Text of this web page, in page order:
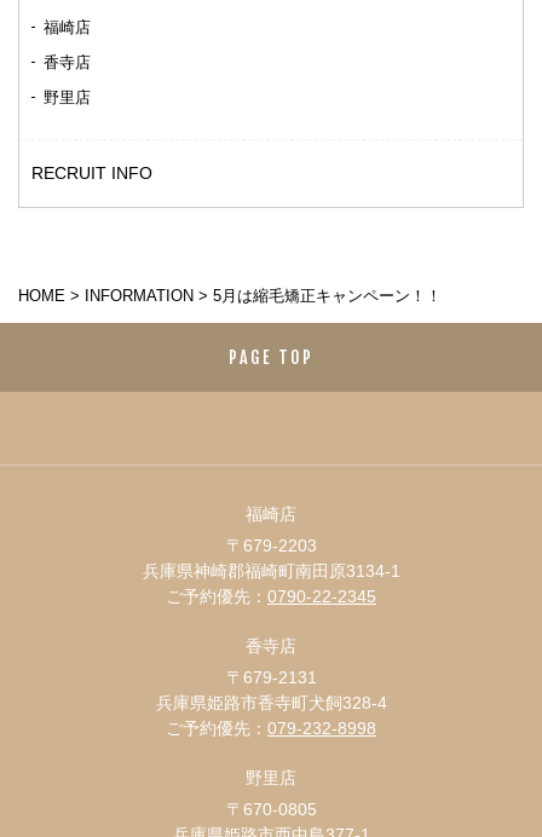
福崎店
香寺店
野里店
RECRUIT INFO
HOME > INFORMATION > 5月は縮毛矯正キャンペーン！！
PAGE TOP
福崎店
〒679-2203
兵庫県神崎郡福崎町南田原3134-1
ご予約優先： 0790-22-2345
香寺店
〒679-2131
兵庫県姫路市香寺町犬飼328-4
ご予約優先： 079-232-8998
野里店
〒670-0805